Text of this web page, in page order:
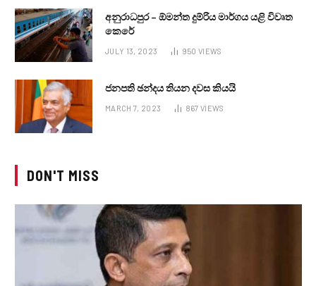
අනුරාධපුර – ඕමන්ත දුම්රිය මාර්ගය යළි විවෘත
කෙරේ
JULY 13, 2023 950 VIEWS
ජනපති ඡන්දය තියන දවස කියයි
MARCH 7, 2023 867 VIEWS
DON'T MISS